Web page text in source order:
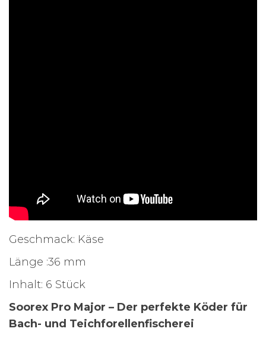
Geschmack: Käse
Länge :36 mm
Inhalt: 6 Stück
Soorex Pro Major – Der perfekte Köder für
Bach- und Teichforellenfischerei